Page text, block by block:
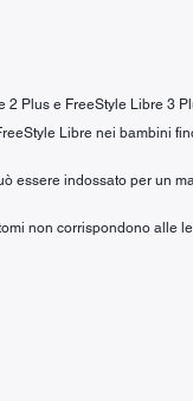
Plus e FreeStyle Libre 3
Libre nei bambini
essere indossato per un
non corrispondono alle